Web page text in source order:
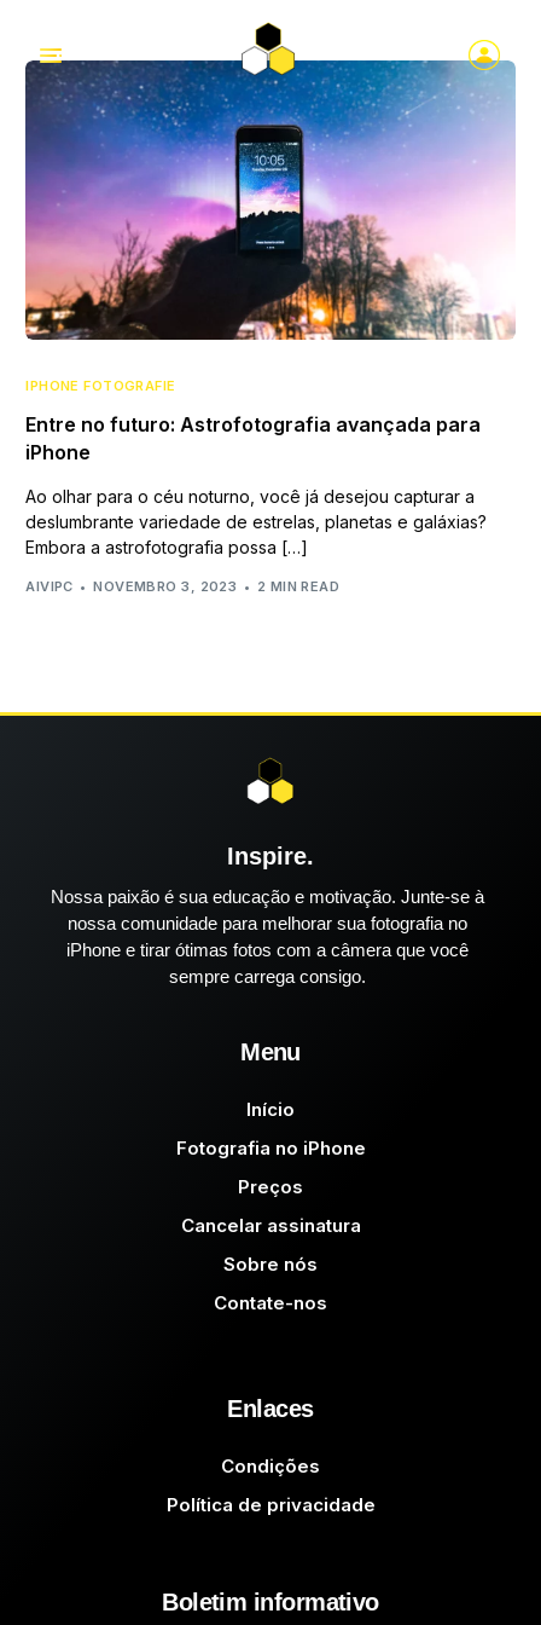
IPHONE FOTOGRAFIE
Entre no futuro: Astrofotografia avançada para
iPhone
Ao olhar para o céu noturno, você já desejou capturar a
deslumbrante variedade de estrelas, planetas e galáxias?
Embora a astrofotografia possa […]
AIVIPC NOVEMBRO 3, 2023 2 MIN READ
Inspire.
Nossa paixão é sua educação e motivação. Junte-se à
nossa comunidade para melhorar sua fotografia no
iPhone e tirar ótimas fotos com a câmera que você
sempre carrega consigo.
Menu
Início
Fotografia no iPhone
Preços
Cancelar assinatura
Sobre nós
Contate-nos
Enlaces
Condições
Política de privacidade
Boletim informativo